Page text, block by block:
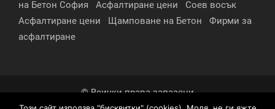
на Бетон София
Асфалтиране цени
Соев восък
Асфалтиране цени
Щамповане на Бетон
Фирми за
асфалтиране
© Всички права запазени